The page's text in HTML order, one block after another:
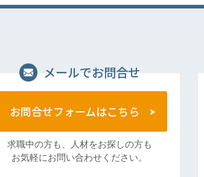
メールでお問合せ
お問合せフォームはこちら
求職中の方も、人材をお探しの方も
お気軽にお問い合わせください。